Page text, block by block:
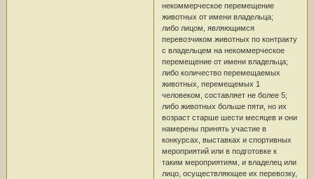
некоммерческое перемещение
животных от имени владельца;
либо лицом, являющимся
перевозчиком животных по контракту
с владельцем на некоммерческое
перемещение от имени владельца;
либо количество перемещаемых
животных, перемещемых 1
человеком, составляет не более 5;
либо животных больше пяти, но их
возраст старше шести месяцев и они
намерены принять участие в
конкурсах, выставках и спортивных
мероприятий или в подготовке к
таким мероприятиям, и владелец или
лицо, осуществляющее их перевозку,